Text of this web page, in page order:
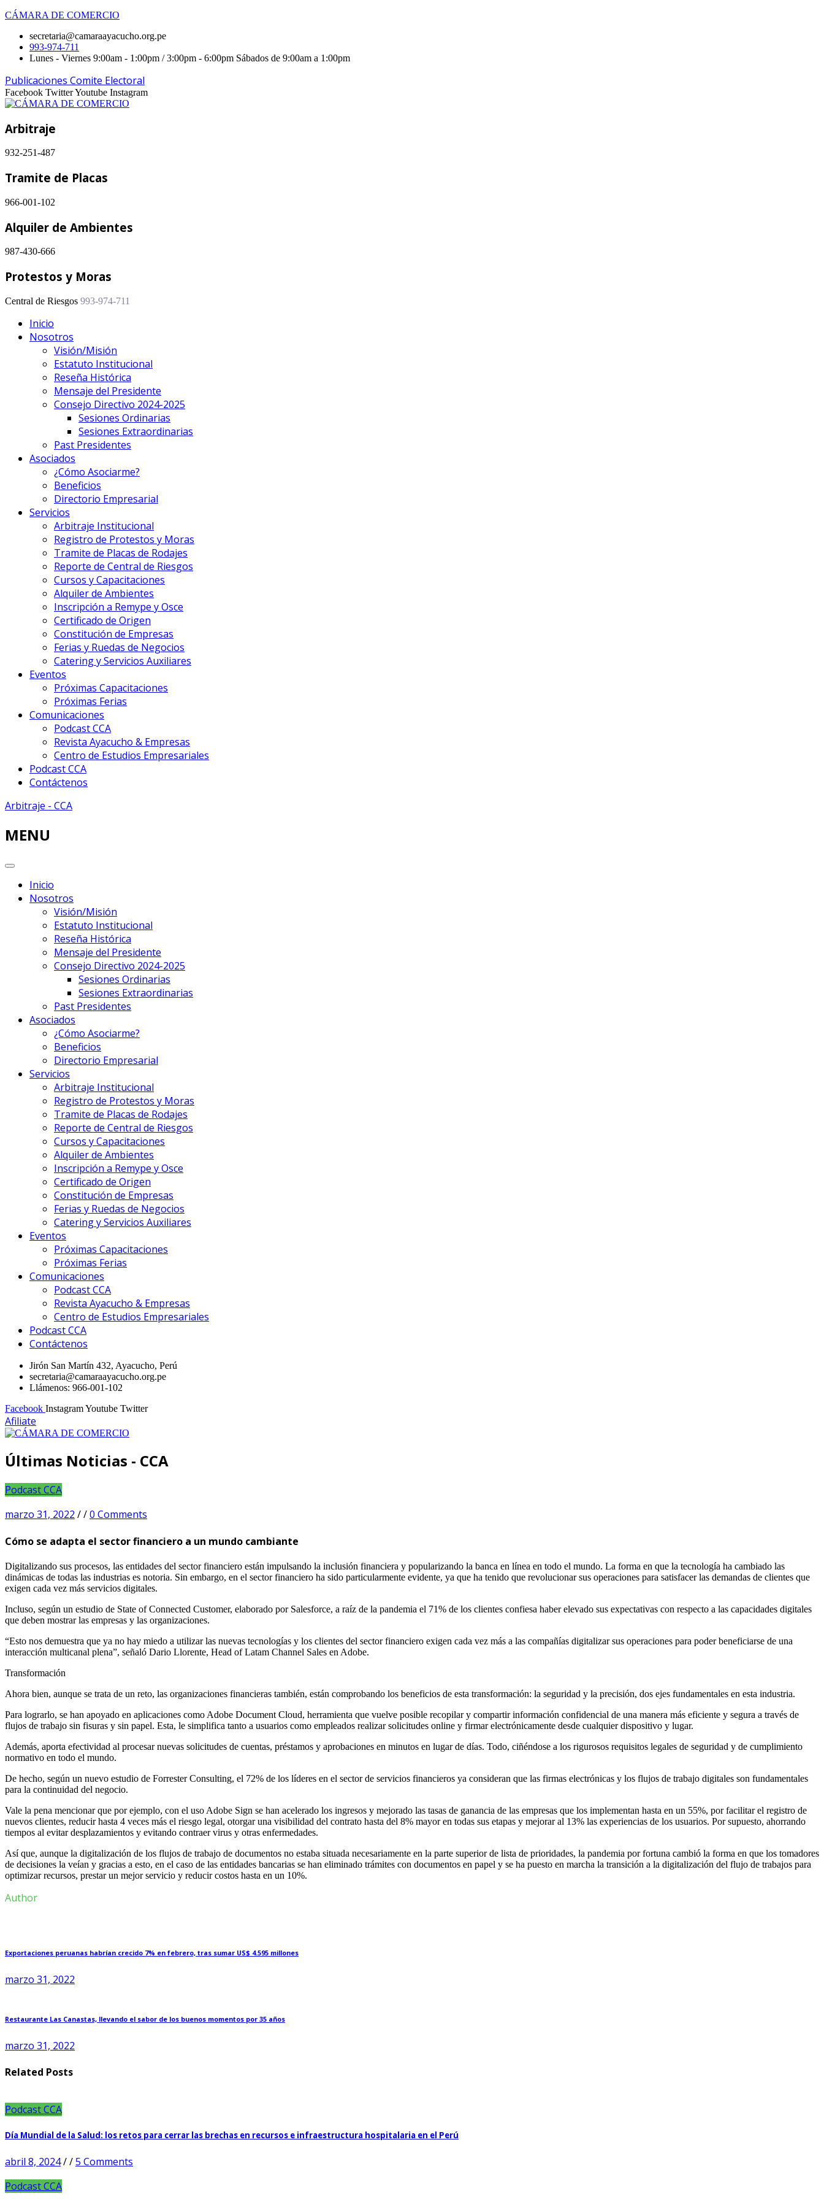
CÁMARA DE COMERCIO
secretaria@camaraayacucho.org.pe
993-974-711
Lunes - Viernes 9:00am - 1:00pm / 3:00pm - 6:00pm Sábados de 9:00am a 1:00pm
Publicaciones Comite Electoral
Facebook TwitterYoutube Instagram
Arbitraje
932-251-487
Tramite de Placas
966-001-102
Alquiler de Ambientes
987-430-666
Protestos y Moras
Central de Riesgos 993-974-711
Inicio
Nosotros
Visión/Misión
Estatuto Institucional
Reseña Histórica
Mensaje del Presidente
Consejo Directivo 2024-2025
Sesiones Ordinarias
Sesiones Extraordinarias
Past Presidentes
Asociados
¿Cómo Asociarme?
Beneficios
Directorio Empresarial
Servicios
Arbitraje Institucional
Registro de Protestos y Moras
Tramite de Placas de Rodajes
Reporte de Central de Riesgos
Cursos y Capacitaciones
Alquiler de Ambientes
Inscripción a Remype y Osce
Certificado de Origen
Constitución de Empresas
Ferias y Ruedas de Negocios
Catering y Servicios Auxiliares
Eventos
Próximas Capacitaciones
Próximas Ferias
Comunicaciones
Podcast CCA
Revista Ayacucho & Empresas
Centro de Estudios Empresariales
Podcast CCA
Contáctenos
Arbitraje - CCA
MENU
Inicio
Nosotros
Visión/Misión
Estatuto Institucional
Reseña Histórica
Mensaje del Presidente
Consejo Directivo 2024-2025
Sesiones Ordinarias
Sesiones Extraordinarias
Past Presidentes
Asociados
¿Cómo Asociarme?
Beneficios
Directorio Empresarial
Servicios
Arbitraje Institucional
Registro de Protestos y Moras
Tramite de Placas de Rodajes
Reporte de Central de Riesgos
Cursos y Capacitaciones
Alquiler de Ambientes
Inscripción a Remype y Osce
Certificado de Origen
Constitución de Empresas
Ferias y Ruedas de Negocios
Catering y Servicios Auxiliares
Eventos
Próximas Capacitaciones
Próximas Ferias
Comunicaciones
Podcast CCA
Revista Ayacucho & Empresas
Centro de Estudios Empresariales
Podcast CCA
Contáctenos
Jirón San Martín 432, Ayacucho, Perú
secretaria@camaraayacucho.org.pe
Llámenos: 966-001-102
Facebook InstagramYoutube Twitter
Afiliate
Últimas Noticias - CCA
Podcast CCA
marzo 31, 2022 //0 Comments
Cómo se adapta el sector financiero a un mundo cambiante
Digitalizando sus procesos, las entidades del sector financiero están impulsando la inclusión financiera y popularizando la banca en línea en todo el mundo. La forma en que la tecnología ha cambiado las
dinámicas de todas las industrias es notoria. Sin embargo, en el sector financiero ha sido particularmente evidente, ya que ha tenido que revolucionar sus operaciones para satisfacer las demandas de clientes que
exigen cada vez más servicios digitales.
Incluso, según un estudio de State of Connected Customer, elaborado por Salesforce, a raíz de la pandemia el 71% de los clientes confiesa haber elevado sus expectativas con respecto a las capacidades digitales
que deben mostrar las empresas y las organizaciones.
“Esto nos demuestra que ya no hay miedo a utilizar las nuevas tecnologías y los clientes del sector financiero exigen cada vez más a las compañías digitalizar sus operaciones para poder beneficiarse de una
interacción multicanal plena”, señaló Dario Llorente, Head of Latam Channel Sales en Adobe.
Transformación
Ahora bien, aunque se trata de un reto, las organizaciones financieras también, están comprobando los beneficios de esta transformación: la seguridad y la precisión, dos ejes fundamentales en esta industria.
Para lograrlo, se han apoyado en aplicaciones como Adobe Document Cloud, herramienta que vuelve posible recopilar y compartir información confidencial de una manera más eficiente y segura a través de
flujos de trabajo sin fisuras y sin papel. Esta, le simplifica tanto a usuarios como empleados realizar solicitudes online y firmar electrónicamente desde cualquier dispositivo y lugar.
Además, aporta efectividad al procesar nuevas solicitudes de cuentas, préstamos y aprobaciones en minutos en lugar de días. Todo, ciñéndose a los rigurosos requisitos legales de seguridad y de cumplimiento
normativo en todo el mundo.
De hecho, según un nuevo estudio de Forrester Consulting, el 72% de los líderes en el sector de servicios financieros ya consideran que las firmas electrónicas y los flujos de trabajo digitales son fundamentales
para la continuidad del negocio.
Vale la pena mencionar que por ejemplo, con el uso Adobe Sign se han acelerado los ingresos y mejorado las tasas de ganancia de las empresas que los implementan hasta en un 55%, por facilitar el registro de
nuevos clientes, reducir hasta 4 veces más el riesgo legal, otorgar una visibilidad del contrato hasta del 8% mayor en todas sus etapas y mejorar al 13% las experiencias de los usuarios. Por supuesto, ahorrando
tiempos al evitar desplazamientos y evitando contraer virus y otras enfermedades.
Así que, aunque la digitalización de los flujos de trabajo de documentos no estaba situada necesariamente en la parte superior de lista de prioridades, la pandemia por fortuna cambió la forma en que los tomadores
de decisiones la veían y gracias a esto, en el caso de las entidades bancarias se han eliminado trámites con documentos en papel y se ha puesto en marcha la transición a la digitalización del flujo de trabajos para
optimizar recursos, prestar un mejor servicio y reducir costos hasta en un 10%.
Author
Exportaciones peruanas habrían crecido 7% en febrero, tras sumar US$ 4.595 millones
marzo 31, 2022
Restaurante Las Canastas, llevando el sabor de los buenos momentos por 35 años
marzo 31, 2022
Related Posts
Podcast CCA
Día Mundial de la Salud: los retos para cerrar las brechas en recursos e infraestructura hospitalaria en el Perú
abril 8, 2024//5 Comments
Podcast CCA